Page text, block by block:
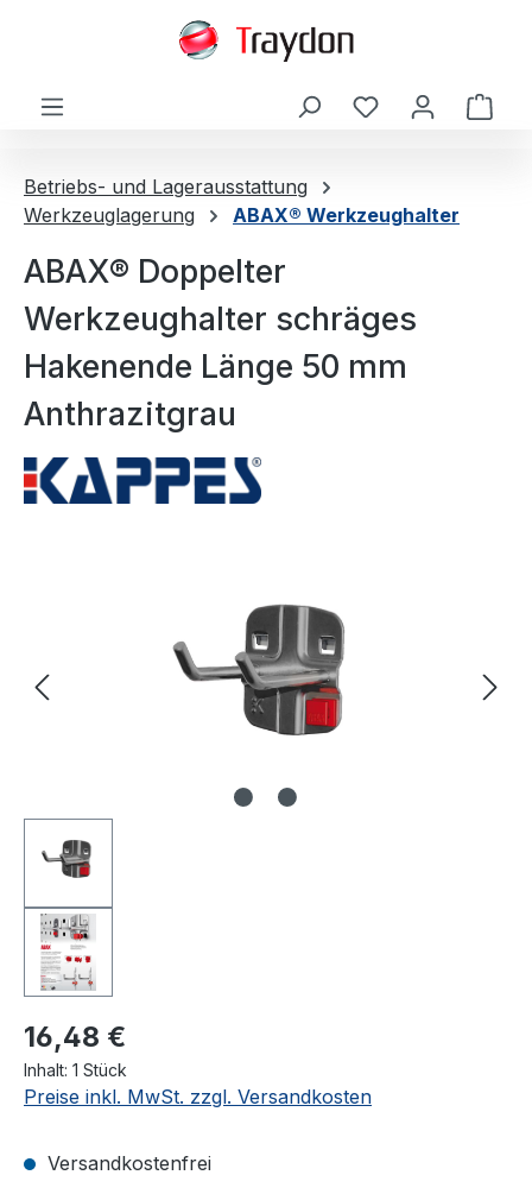
Betriebs- und Lagerausstattung
Werkzeuglagerung
ABAX® Werkzeughalter
ABAX® Doppelter
Werkzeughalter schräges
Hakenende Länge 50 mm
Anthrazitgrau
16,48 €
Inhalt: 1 Stück
Preise inkl. MwSt. zzgl. Versandkosten
Versandkostenfrei